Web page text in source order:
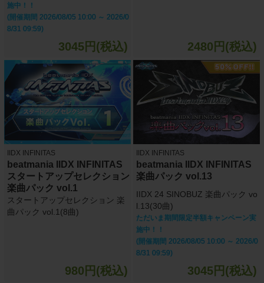
施中！！
(開催期間 2026/08/05 10:00 ～ 2026/0
8/31 09:59)
3045円(税込) 2480円(税込)
IIDX INFINITAS
beatmania IIDX INFINITAS
スタートアップセレクション
楽曲パック vol.1
スタートアップセレクション 楽
曲パック vol.1(8曲)
980円(税込)
IIDX INFINITAS
beatmania IIDX INFINITAS
楽曲パック vol.13
IIDX 24 SINOBUZ 楽曲パック vo
l.13(30曲)
ただいま期間限定半額キャンペーン実
施中！！
(開催期間 2026/08/05 10:00 ～ 2026/0
8/31 09:59)
3045円(税込)